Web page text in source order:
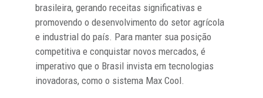
brasileira, gerando receitas significativas e
promovendo o desenvolvimento do setor agrícola
e industrial do país. Para manter sua posição
competitiva e conquistar novos mercados, é
imperativo que o Brasil invista em tecnologias
inovadoras, como o sistema Max Cool.